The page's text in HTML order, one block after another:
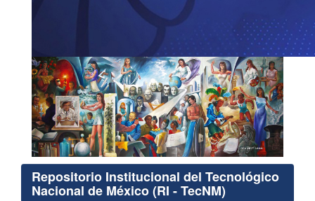
Repositorio Institucional del Tecnológico
Nacional de México (RI - TecNM)